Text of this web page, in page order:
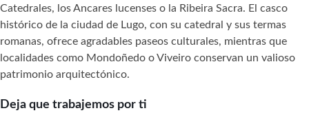
Catedrales, los Ancares lucenses o la Ribeira Sacra. El casco
histórico de la ciudad de Lugo, con su catedral y sus termas
romanas, ofrece agradables paseos culturales, mientras que
localidades como Mondoñedo o Viveiro conservan un valioso
patrimonio arquitectónico.
Deja que trabajemos por ti